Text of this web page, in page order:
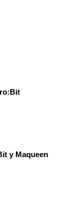
y Maqueen